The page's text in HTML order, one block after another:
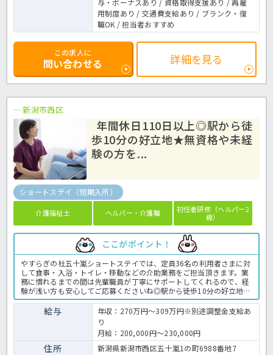
用制度あり / 交通費支給あり / ブランク・復
職OK / 担当者おすすめ
この求人に
問い合わせる 詳細を見る
新潟市西区
年間休日110日以上◎駅から徒
歩10分の好立地★無資格や未経
験の方を...
ショートステイ（短期入所）
介護福祉士 ヘルパー・介護職
初任者研修（ヘルパー2
級）
ここがポイント！
やすらぎの杜五十嵐ショートステイでは、定員36名の利用者さまに対
して食事・入浴・トイレ・移動などの介助業務をご担当頂きます。業
務に慣れるまでの間は先輩職員が丁寧にサポートしてくれるので、経
験が浅い方も安心してご応募くださいね◎駅から徒歩10分の好立地な
のも嬉しいポイント！通勤面の心配不要です♪年間休日も充実してい
ますのでワークライフバランス重視の方にもおすすめ！資格取得費用
は法人が全額負担しますので、働きながら資格取得ができます！この
求人が気になった方は、是非ほっ介護までお問合せ下さいね☆ショー
トステイでの業務全般です。 ＜介護職 正社員 ショートステイの求
給与
年収：270万円～309万円※別途調整金支給あ
り
月給：200,000円～230,000円
住所 新潟県新潟市西区五十嵐1の町6988番地7